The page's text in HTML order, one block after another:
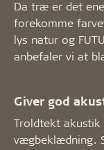
Da træ er det
forekomme
lys natur og
anbefaler vi at
Giver god
Troldtekt
vægbeklædning.